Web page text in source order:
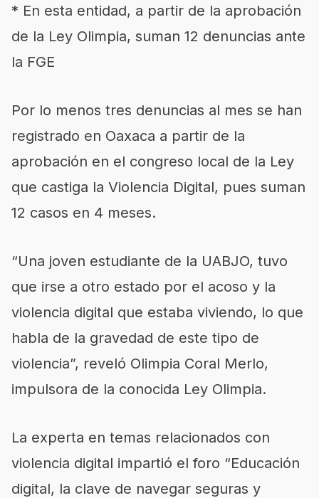
* En esta entidad, a partir de la aprobación
de la Ley Olimpia, suman 12 denuncias ante
la FGE
Por lo menos tres denuncias al mes se han
registrado en Oaxaca a partir de la
aprobación en el congreso local de la Ley
que castiga la Violencia Digital, pues suman
12 casos en 4 meses.
“Una joven estudiante de la UABJO, tuvo
que irse a otro estado por el acoso y la
violencia digital que estaba viviendo, lo que
habla de la gravedad de este tipo de
violencia”, reveló Olimpia Coral Merlo,
impulsora de la conocida Ley Olimpia.
La experta en temas relacionados con
violencia digital impartió el foro “Educación
digital, la clave de navegar seguras y